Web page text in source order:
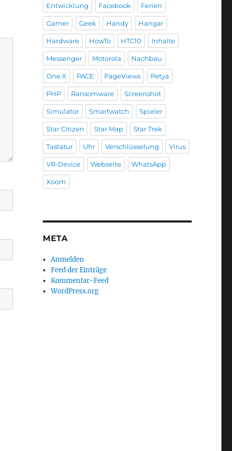
Entwicklung Facebook Ferien
Gamer Geek Handy Hangar
Hardware HowTo HTC10 Inhalte
Messenger Motorola Nachbau
One X PACE PageViews Petya
PHP Ransomware Screenshot
Simulator Smartwatch Spieler
Star Citizen Star Map Star Trek
Tastatur Uhr Verschlüsselung Virus
VR-Device Webseite WhatsApp
Xoom
META
Anmelden
Feed der Einträge
Kommentar-Feed
WordPress.org